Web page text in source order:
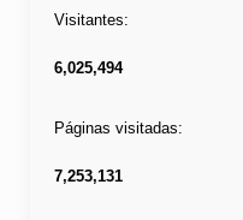
Visitantes:
6,025,494
Páginas visitadas:
7,253,131